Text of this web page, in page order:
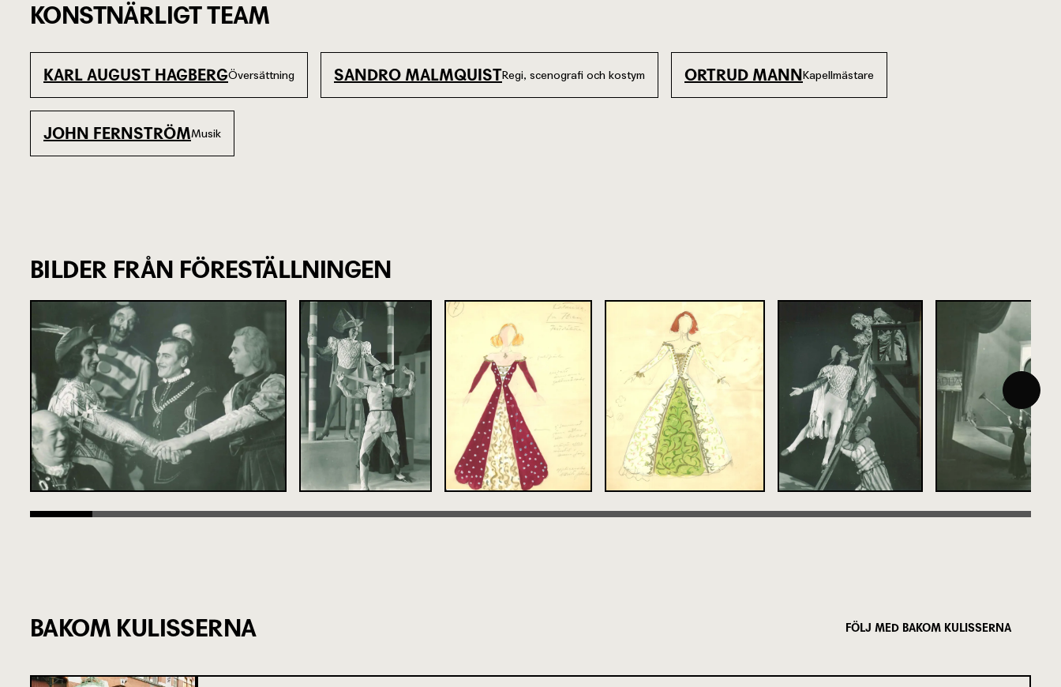
KONSTNÄRLIGT TEAM
KARL AUGUST HAGBERGÖversättning SANDRO MALMQUISTRegi, scenografi och kostym ORTRUD MANNKapellmästare
JOHN FERNSTRÖMMusik
BILDER FRÅN FÖRESTÄLLNINGEN
BAKOM KULISSERNA FÖLJ MED BAKOM KULISSERNA